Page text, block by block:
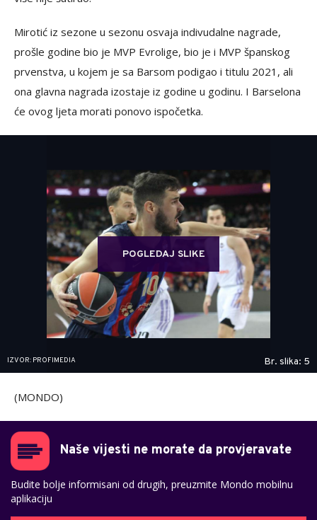
Mirotić iz sezone u sezonu osvaja indivudalne nagrade,
prošle godine bio je MVP Evrolige, bio je i MVP španskog
prvenstva, u kojem je sa Barsom podigao i titulu 2021, ali
ona glavna nagrada izostaje iz godine u godinu. I Barselona
će ovog ljeta morati ponovo ispočetka.
POGLEDAJ SLIKE
IZVOR: PROFIMEDIA Br. slika: 5
(MONDO)
Naše vijesti ne morate da provjeravate
Budite bolje informisani od drugih, preuzmite Mondo mobilnu
aplikaciju